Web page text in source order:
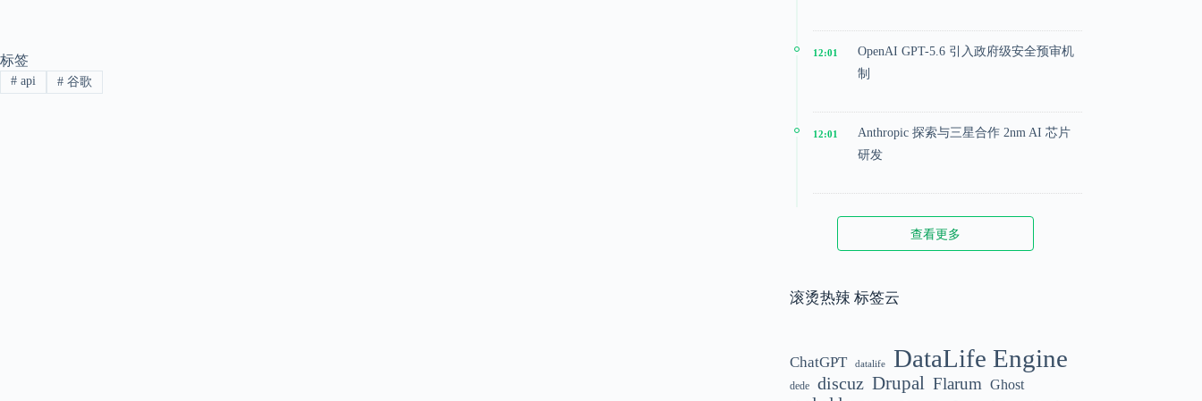
标签
#api #谷歌
12:01
OpenAI GPT-5.6 引入政府级安全预审机
制
12:01
Anthropic 探索与三星合作 2nm AI 芯片
研发
12:01
Microsoft 投入 25 亿美元成立 AI 落地实
12:01
Meta 内部模型接近 GPT-5.5 水平，基础
12:01
Gemini 3.5 Flash 强化“AI 操作系统级代
查看更多
滚烫热辣 标签云
ChatGPT datalife DataLife Engine
dede discuz Drupal Flarum Ghost